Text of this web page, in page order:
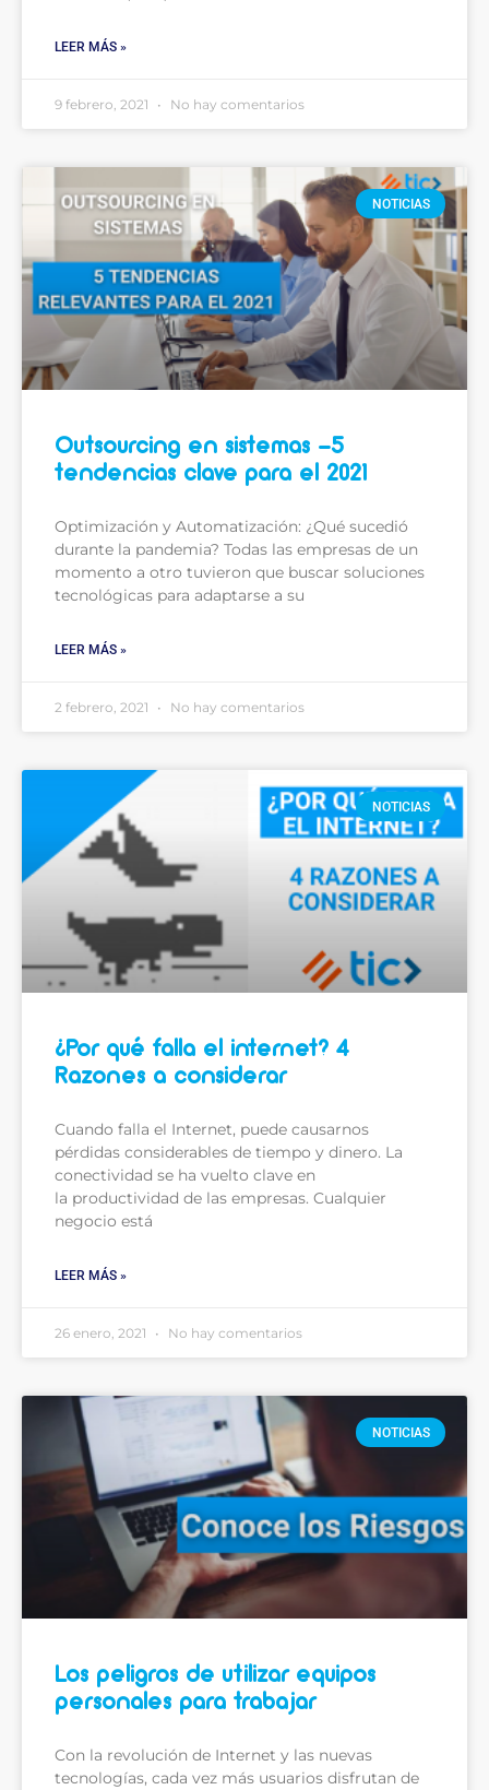
LEER MÁS »
9 febrero, 2021 No hay comentarios
NOTICIAS
Outsourcing en sistemas -5
tendencias clave para el 2021
Optimización y Automatización: ¿Qué sucedió
durante la pandemia? Todas las empresas de un
momento a otro tuvieron que buscar soluciones
tecnológicas para adaptarse a su
LEER MÁS »
2 febrero, 2021 No hay comentarios
NOTICIAS
¿Por qué falla el internet? 4
Razones a considerar
Cuando falla el Internet, puede causarnos
pérdidas considerables de tiempo y dinero. La
conectividad se ha vuelto clave en
la productividad de las empresas. Cualquier
negocio está
LEER MÁS »
26 enero, 2021 No hay comentarios
NOTICIAS
Los peligros de utilizar equipos
personales para trabajar
Con la revolución de Internet y las nuevas
tecnologías, cada vez más usuarios disfrutan de